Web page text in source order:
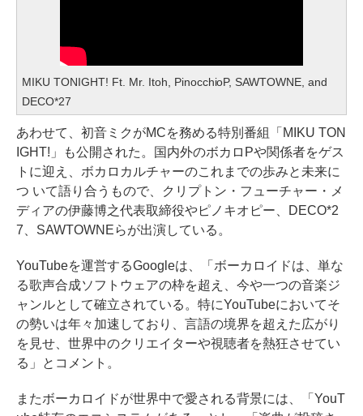
MIKU TONIGHT! Ft. Mr. Itoh, PinocchioP, SAWTOWNE, and
DECO*27
あわせて、初音ミクがMCを務める特別番組「MIKU TON
IGHT!」も公開された。国内外のボカロPや関係者をゲス
トに迎え、ボカロカルチャーのこれまでの歩みと未来に
つ いて語り合うもので、クリプトン・フューチャー・メ
ディアの伊藤博之代表取締役やピノキオピー、DECO*2
7、SAWTOWNEらが出演している。
YouTubeを運営するGoogleは、「ボーカロイドは、単な
る歌声合成ソフトウェアの枠を超え、今や一つの音楽ジ
ャンルとして確立されている。特にYouTubeにおいてそ
の勢いは年々加速しており、言語の境界を超えた広がり
を見せ、世界中のクリエイターや視聴者を熱狂させてい
る」とコメント。
またボーカロイドが世界中で愛される背景には、「YouT